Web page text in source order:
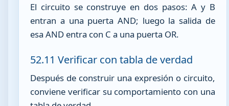
El circuito se construye en dos pasos: A y B
entran a una puerta AND; luego la salida de
esa AND entra con C a una puerta OR.
52.11 Verificar con tabla de verdad
Después de construir una expresión o circuito,
conviene verificar su comportamiento con una